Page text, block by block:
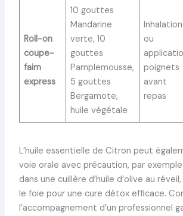
Roll-on
coupe-
faim
express
10 gouttes
Mandarine
verte, 10
gouttes
Pamplemousse,
5 gouttes
Bergamote,
huile végétale
Inhalation
ou
poignets
avant
repas
L’huile essentielle de Citron peut
voie orale avec précaution, par
dans une cuillère d’huile d’olive au
le foie pour une cure détox efficace.
l’accompagnement d’un professionnel